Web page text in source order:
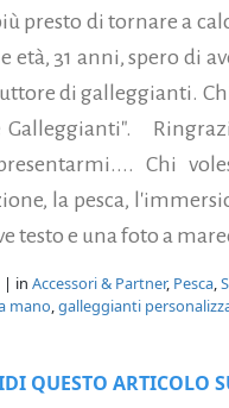
presto di tornare a
età, 31 anni, spero di
di galleggianti.
Galleggianti".
Chi
la pesca,
testo e una foto a
| in Accessori & Partner, Pesca,
mano,galleggianti
QUESTO ARTICOLO